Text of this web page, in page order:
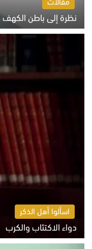
نظرة إلى باطن الكهف
السبت 8 أغسطس 2026 11:04 ص
اسألوا أهل الذكر
دواء الاكتئاب والكرب
السبت 8 أغسطس 2026 10:54 ص